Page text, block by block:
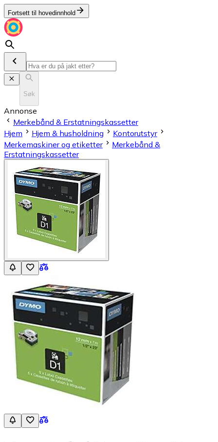
Fortsett til hovedinnhold
Søk
Annonse
Merkebånd & Erstatningskassetter
Hjem
Hjem & husholdning
Kontorutstyr
Merkemaskiner og etiketter
Merkebånd &
Erstatningskassetter